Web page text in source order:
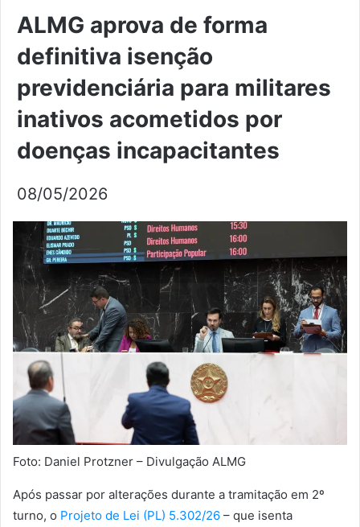
ALMG aprova de forma
definitiva isenção
previdenciária para militares
inativos acometidos por
doenças incapacitantes
08/05/2026
Foto: Daniel Protzner – Divulgação ALMG
Após passar por alterações durante a tramitação em 2º
turno, o Projeto de Lei (PL) 5.302/26 – que isenta